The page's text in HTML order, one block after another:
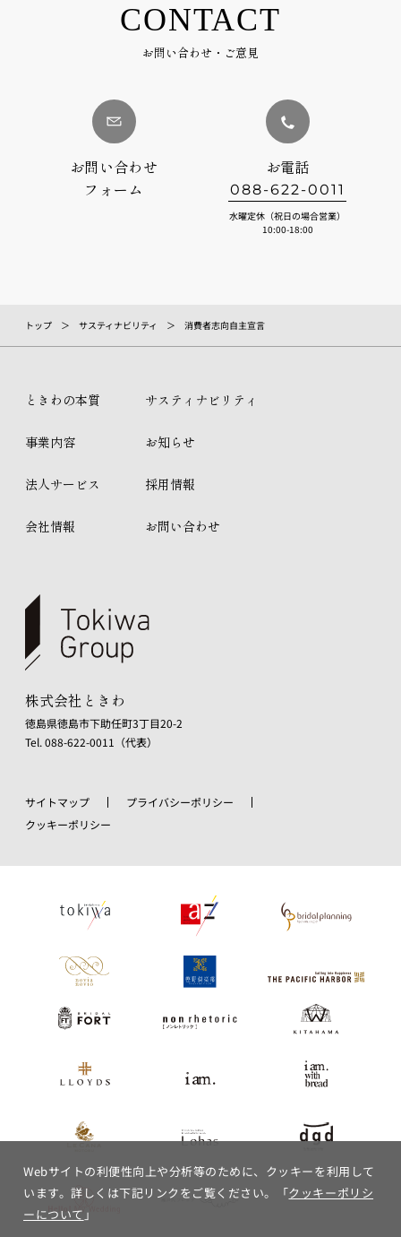
Webサイトの利便性向上や分析等のために、クッキーを利用して
います。詳しくは下記リンクをご覧ください。「クッキーポリシ
ーについて 」
CONTACT
お問い合わせ・ご意見
お問い合わせ
フォーム
お電話
088-622-0011
水曜定休（祝日の場合営業）
10:00-18:00
トップ サスティナビリティ 消費者志向自主宣言
ときわの本質
事業内容
法人サービス
会社情報
サスティナビリティ
お知らせ
採用情報
お問い合わせ
株式会社ときわ
徳島県徳島市下助任町3丁目20-2
Tel. 088-622-0011（代表）
サイトマップ
プライバシーポリシー
クッキーポリシー